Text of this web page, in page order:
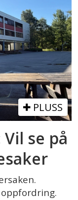
PLUSS
se på